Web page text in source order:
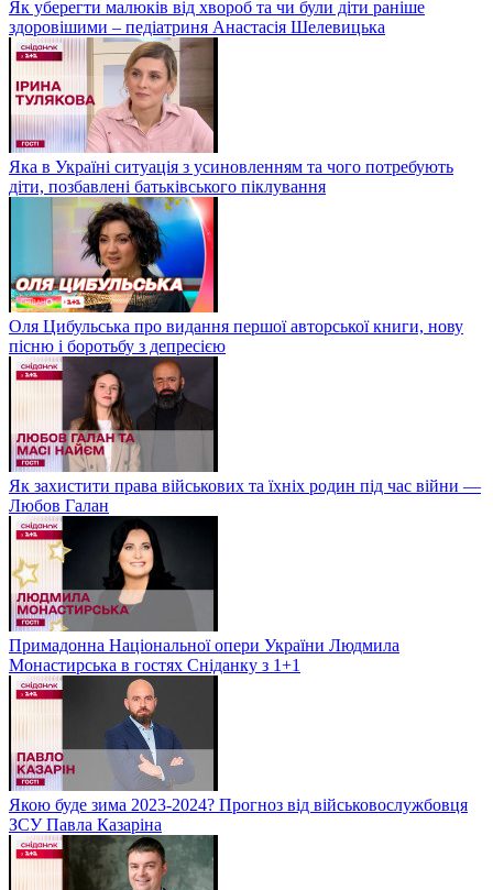
Як уберегти малюків від хвороб та чи були діти раніше
здоровішими – педіатриня Анастасія Шелевицька
Яка в Україні ситуація з усиновленням та чого потребують
діти, позбавлені батьківського піклування
Оля Цибульська про видання першої авторської книги, нову
пісню і боротьбу з депресією
Як захистити права військових та їхніх родин під час війни —
Любов Галан
Примадонна Національної опери України Людмила
Монастирська в гостях Сніданку з 1+1
Якою буде зима 2023-2024? Прогноз від військовослужбовця
ЗСУ Павла Казаріна